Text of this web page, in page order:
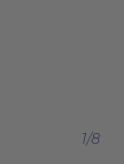
1/8